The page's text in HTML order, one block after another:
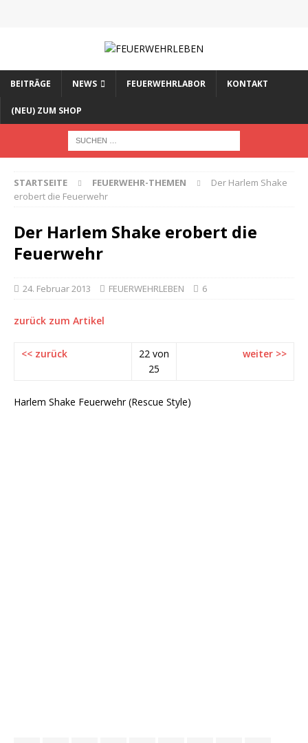
BEITRÄGE NEWS FEUERWEHRLABOR KONTAKT
(NEU) ZUM SHOP
STARTSEITE FEUERWEHR-THEMEN
Der Harlem Shake
erobert die Feuerwehr
Der Harlem Shake erobert die
Feuerwehr
24. Februar 2013 FEUERWEHRLEBEN 6
zurück zum Artikel
<< zurück
22 von
25
weiter >>
Harlem Shake Feuerwehr (Rescue Style)